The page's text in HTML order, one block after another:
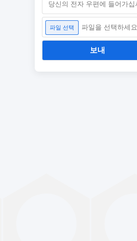
파일 선택 파일을 선택하세요
보내